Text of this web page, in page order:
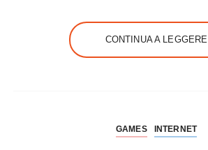
CONTINUA A LEGGERE
GAMES INTERNET